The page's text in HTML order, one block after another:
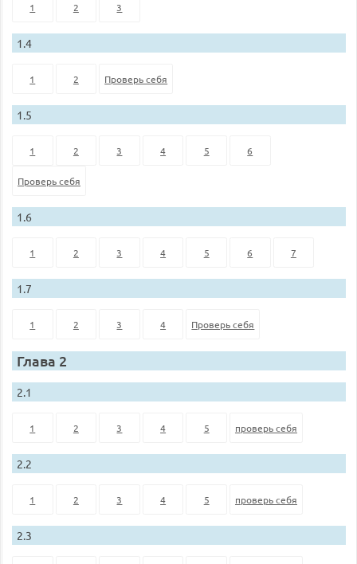
1 2 3
1.4
1 2 Проверь себя
1.5
1 2 3 4 5 6
Проверь себя
1.6
1 2 3 4 5 6 7
1.7
1 2 3 4 Проверь себя
Глава 2
2.1
1 2 3 4 5 проверь себя
2.2
1 2 3 4 5 проверь себя
2.3